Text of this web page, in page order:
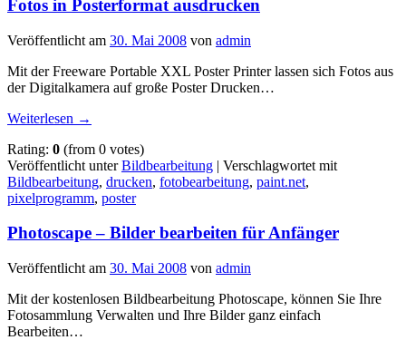
Fotos in Posterformat ausdrucken
Veröffentlicht am 30. Mai 2008 von admin
Mit der Freeware Portable XXL Poster Printer lassen sich Fotos aus
der Digitalkamera auf große Poster Drucken…
Weiterlesen →
Rating: 0 (from 0 votes)
Veröffentlicht unter Bildbearbeitung | Verschlagwortet mit
Bildbearbeitung, drucken, fotobearbeitung, paint.net,
pixelprogramm, poster
Photoscape – Bilder bearbeiten für Anfänger
Veröffentlicht am 30. Mai 2008 von admin
Mit der kostenlosen Bildbearbeitung Photoscape, können Sie Ihre
Fotosammlung Verwalten und Ihre Bilder ganz einfach
Bearbeiten…